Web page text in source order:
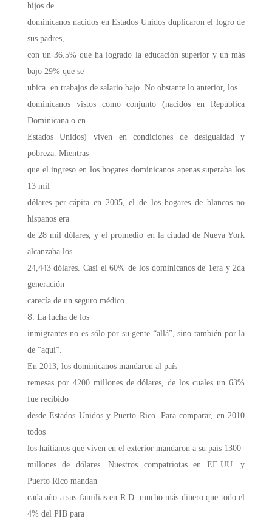
hijos de
dominicanos nacidos en Estados Unidos duplicaron el logro de
sus padres,
con un 36.5% que ha logrado la educación superior y un más
bajo 29% que se
ubica en trabajos de salario bajo. No obstante lo anterior, los
dominicanos vistos como conjunto (nacidos en República
Dominicana o en
Estados Unidos) viven en condiciones de desigualdad y
pobreza. Mientras
que el ingreso en los hogares dominicanos apenas superaba los
13 mil
dólares per-cápita en 2005, el de los hogares de blancos no
hispanos era
de 28 mil dólares, y el promedio en la ciudad de Nueva York
alcanzaba los
24,443 dólares. Casi el 60% de los dominicanos de 1era y 2da
generación
carecía de un seguro médico.
La lucha de los
inmigrantes no es sólo por su gente “allá”, sino también por la
de “aquí”.
En 2013, los dominicanos mandaron al país
remesas por 4200 millones de dólares, de los cuales un 63%
fue recibido
desde Estados Unidos y Puerto Rico. Para comparar, en 2010
todos
los haitianos que viven en el exterior mandaron a su país 1300
millones de dólares. Nuestros compatriotas en EE.UU. y
Puerto Rico mandan
cada año a sus familias en R.D. mucho más dinero que todo el
4% del PIB para